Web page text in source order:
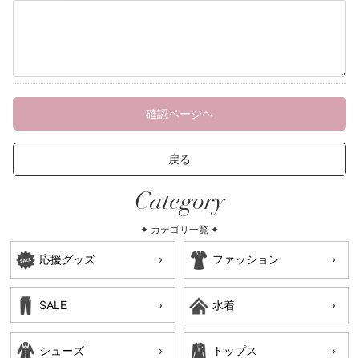
確認ページヘ
戻る
Category
✦ カテゴリ一覧 ✦
応援グッズ ファッション
SALE 水着
シューズ トップス